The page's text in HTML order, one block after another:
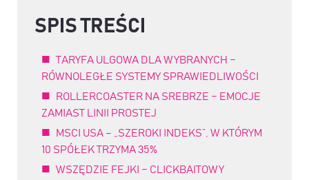
SPIS TREŚCI
TARYFA ULGOWA DLA WYBRANYCH –
RÓWNOLEGŁE SYSTEMY SPRAWIEDLIWOŚCI
ROLLERCOASTER NA SREBRZE – EMOCJE
ZAMIAST LINII PROSTEJ
MSCI USA – „SZEROKI INDEKS”, W KTÓRYM
10 SPÓŁEK TRZYMA 35%
WSZĘDZIE FEJKI – CLICKBAITOWY